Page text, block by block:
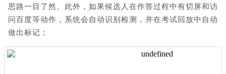
思路一目了然。此外，如果候选人在作答过程中有切屏和访
问百度等动作，系统会自动识别检测，并在考试回放中自动
做出标记；